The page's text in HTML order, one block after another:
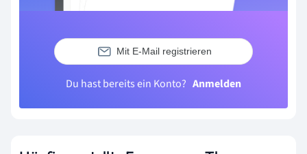
Mit E-Mail registrieren
Du hast bereits ein Konto? Anmelden